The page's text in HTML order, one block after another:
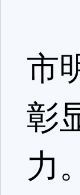
市
彰
力